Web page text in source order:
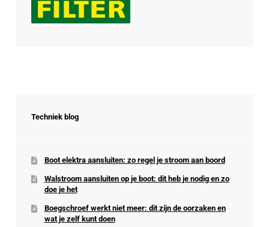
Techniek blog
Boot elektra aansluiten: zo regel je stroom aan boord
Walstroom aansluiten op je boot: dit heb je nodig en zo
doe je het
Boegschroef werkt niet meer: dit zijn de oorzaken en
wat je zelf kunt doen